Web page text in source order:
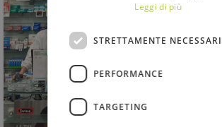
Leggi di più
STRETTAMENTE NECESSARI
PERFORMANCE
TARGETING